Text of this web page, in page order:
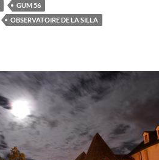
GUM 56
OBSERVATOIRE DE LA SILLA